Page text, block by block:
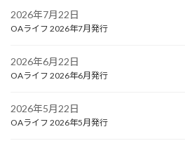
2026年7月22日
OAライフ 2026年7月発行
2026年6月22日
OAライフ 2026年6月発行
2026年5月22日
OAライフ 2026年5月発行